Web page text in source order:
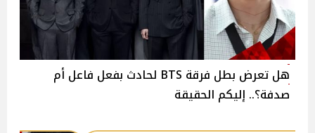
هل تعرض بطل فرقة BTS لحادث بفعل فاعل أم
صدفة؟.. إليكم الحقيقة